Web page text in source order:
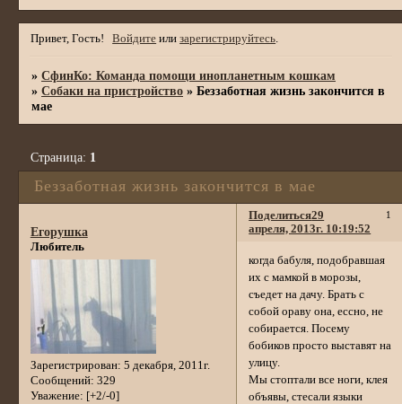
Привет, Гость! Войдите илизарегистрируйтесь.
»СфинКо: Команда помощи инопланетным кошкам
»Собаки на пристройство »Беззаботная жизнь закончится в
мае
Беззаботная жизнь закончится в мае
Страница: 1
Поделиться 1
29
апреля, 2013г. 10:19:52
Егорушка
Любитель
Зарегистрирован: 5 декабря, 2011г.
Сообщений: 329
Уважение: [+2/-0]
когда бабуля, подобравшая
их с мамкой в морозы,
съедет на дачу. Брать с
собой ораву она, ессно, не
собирается. Посему
бобиков просто выставят на
улицу.
Мы стоптали все ноги, клея
объявы, стесали языки